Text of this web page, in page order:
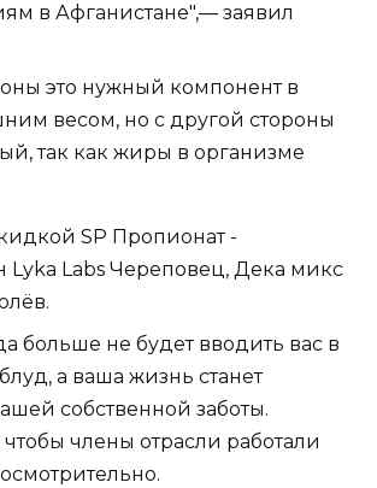
в Афганистане",— заявил
это нужный компонент в
весом, но с другой стороны
так как жиры в организме
SP Пропионат -
Lyka Labs Череповец, Дека микс
больше не будет вводить вас в
а ваша жизнь станет
собственной заботы.
члены отрасли работали